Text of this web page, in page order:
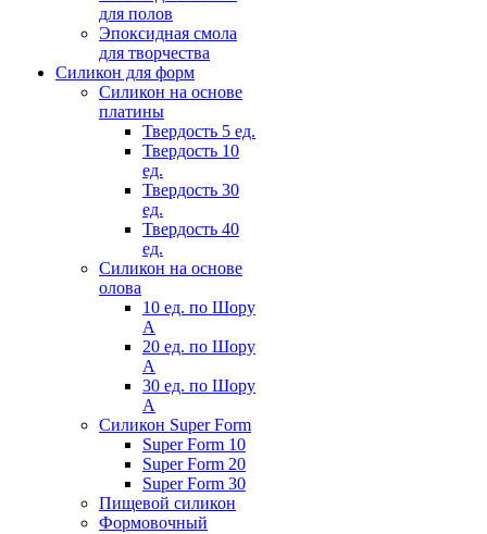
для полов
Эпоксидная смола
для творчества
Силикон для форм
Силикон на основе
платины
Твердость 5 ед.
Твердость 10
ед.
Твердость 30
ед.
Твердость 40
ед.
Силикон на основе
олова
10 ед. по Шору
А
20 ед. по Шору
А
30 ед. по Шору
А
Силикон Super Form
Super Form 10
Super Form 20
Super Form 30
Пищевой силикон
Формовочный